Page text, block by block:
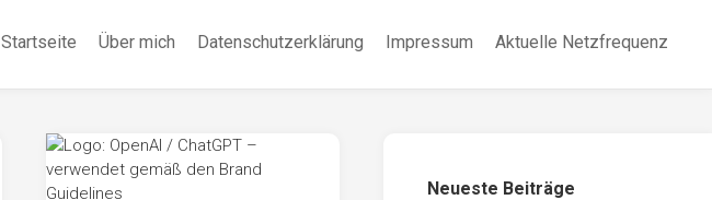
Startseite Über mich Datenschutzerklärung Impressum Aktuelle Netzfrequenz
Neueste Beiträge